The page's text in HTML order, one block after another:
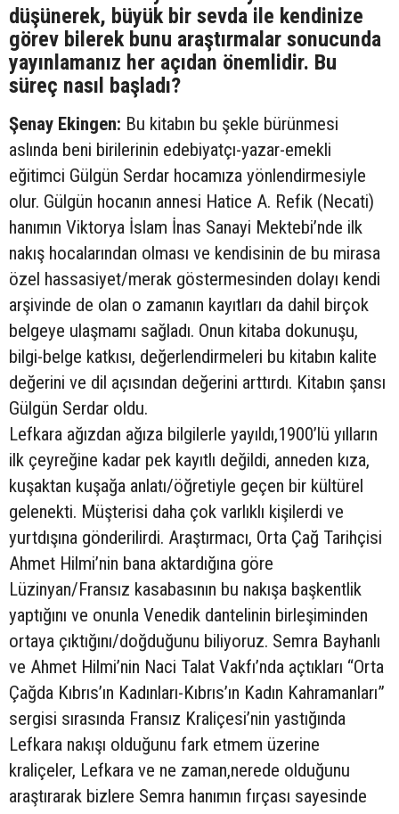
düşünerek, büyük bir sevda ile kendinize
görev bilerek bunu araştırmalar sonucunda
yayınlamanız her açıdan önemlidir. Bu
süreç nasıl başladı?
Şenay Ekingen: Bu kitabın bu şekle bürünmesi
aslında beni birilerinin edebiyatçı-yazar-emekli
eğitimci Gülgün Serdar hocamıza yönlendirmesiyle
olur. Gülgün hocanın annesi Hatice A. Refik (Necati)
hanımın Viktorya İslam İnas Sanayi Mektebi’nde ilk
nakış hocalarından olması ve kendisinin de bu mirasa
özel hassasiyet/merak göstermesinden dolayı kendi
arşivinde de olan o zamanın kayıtları da dahil birçok
belgeye ulaşmamı sağladı. Onun kitaba dokunuşu,
bilgi-belge katkısı, değerlendirmeleri bu kitabın kalite
değerini ve dil açısından değerini arttırdı. Kitabın şansı
Gülgün Serdar oldu.
Lefkara ağızdan ağıza bilgilerle yayıldı,1900’lü yılların
ilk çeyreğine kadar pek kayıtlı değildi, anneden kıza,
kuşaktan kuşağa anlatı/öğretiyle geçen bir kültürel
gelenekti. Müşterisi daha çok varlıklı kişilerdi ve
yurtdışına gönderilirdi. Araştırmacı, Orta Çağ Tarihçisi
Ahmet Hilmi’nin bana aktardığına göre
Lüzinyan/Fransız kasabasının bu nakışa başkentlik
yaptığını ve onunla Venedik dantelinin birleşiminden
ortaya çıktığını/doğduğunu biliyoruz. Semra Bayhanlı
ve Ahmet Hilmi’nin Naci Talat Vakfı’nda açtıkları “Orta
Çağda Kıbrıs’ın Kadınları-Kıbrıs’ın Kadın Kahramanları”
sergisi sırasında Fransız Kraliçesi’nin yastığında
Lefkara nakışı olduğunu fark etmem üzerine
kraliçeler, Lefkara ve ne zaman,nerede olduğunu
araştırarak bizlere Semra hanımın fırçası sayesinde